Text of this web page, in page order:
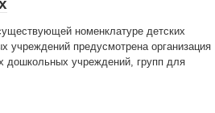
номенклатуре детских
учреждений предусмотрена организация
дошкольных учреждений, групп для